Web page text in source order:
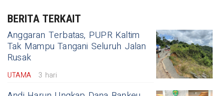
BERITA TERKAIT
Anggaran Terbatas, PUPR Kaltim
Tak Mampu Tangani Seluruh Jalan
Rusak
UTAMA 3 hari